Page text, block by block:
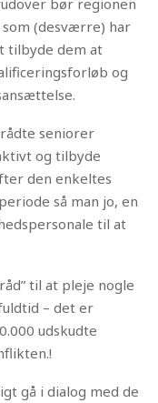
(desværre) har
tilbyde dem at
og
seniorer
og tilbyde
den enkeltes
så man jo, en
til at
til at pleje nogle
– det er
udskudte
gå i dialog med de